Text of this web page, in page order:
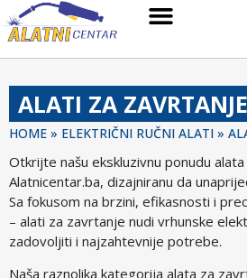
ALATI ZA ZAVRTANJE
HOME » ELEKTRIČNI RUČNI ALATI »
Otkrijte našu ekskluzivnu ponudu
Alatnicentar.ba, dizajniranu da
Sa fokusom na brzini, efikasnosti i
– alati za zavrtanje nudi vrhunske
zadovoljiti i najzahtevnije potrebe.
Naša raznolika kategorija alata za